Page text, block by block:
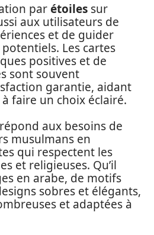
parétoiles sur
aux utilisateurs de
et de guider
Les cartes
positives et de
sont souvent
garantie, aidant
faire un choix éclairé.
aux besoins de
musulmans en
qui respectent les
et religieuses. Qu’il
en arabe, de motifs
sobres et élégants,
et adaptées à